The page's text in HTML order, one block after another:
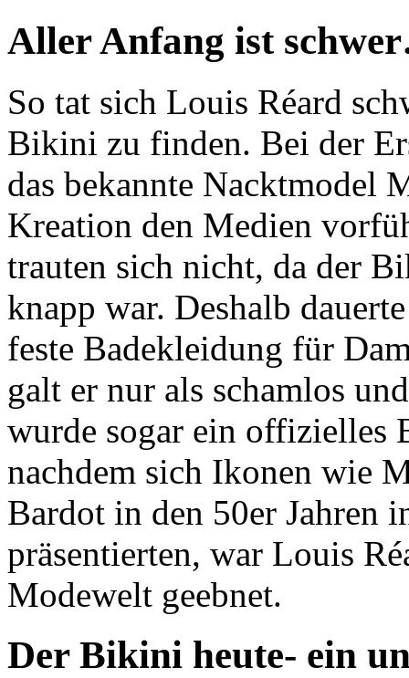
Aller Anfang ist
So tat sich Louis Réard
Bikini zu finden. Bei der
das bekannte Nacktmodel
Kreation den Medien
trauten sich nicht, da der
knapp war. Deshalb
feste Badekleidung für
galt er nur als schamlos
wurde sogar ein offizielles
nachdem sich Ikonen wie
Bardot in den 50er
präsentierten, war Louis
Modewelt geebnet.
Der Bikini heute- ein